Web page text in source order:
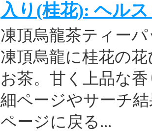
入り(桂花): ヘルス
凍頂烏龍茶ティー
凍頂烏龍に桂花の
お茶。甘く上品な
細ページやサーチ
ページに戻る...